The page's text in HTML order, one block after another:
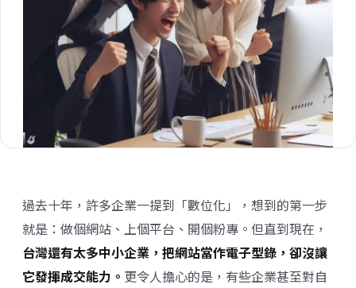
過去十年，許多企業一提到「數位化」，想到的第一步
就是：做個網站、上個平台、開個粉專。但直到現在，
台灣還有太多中小企業，把網站當作電子型錄，卻沒讓
它發揮成交能力。 更令人擔心的是，有些企業甚至對自